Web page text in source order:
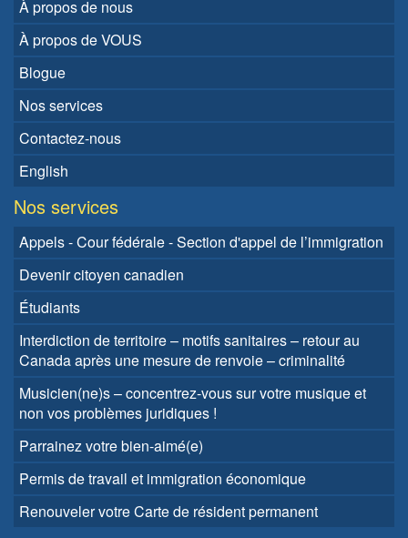
À propos de nous
À propos de VOUS
Blogue
Nos services
Contactez-nous
English
Nos services
Appels - Cour fédérale - Section d'appel de l’immigration
Devenir citoyen canadien
Étudiants
Interdiction de territoire – motifs sanitaires – retour au
Canada après une mesure de renvoie – criminalité
Musicien(ne)s – concentrez-vous sur votre musique et
non vos problèmes juridiques !
Parrainez votre bien-aimé(e)
Permis de travail et immigration économique
Renouveler votre Carte de résident permanent